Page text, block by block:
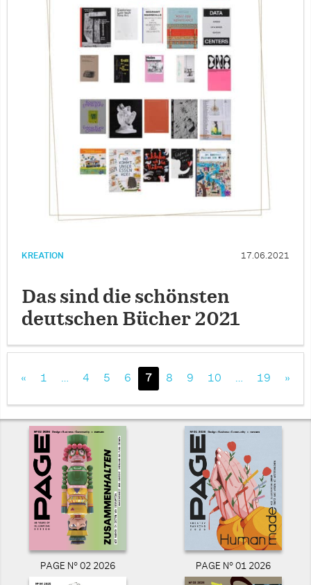
KREATION 17.06.2021
Das sind die schönsten
deutschen Bücher 2021
« 1 … 4 5 6 7 8 9 10 … 19 »
PAGE N° 02 2026 PAGE N° 01 2026